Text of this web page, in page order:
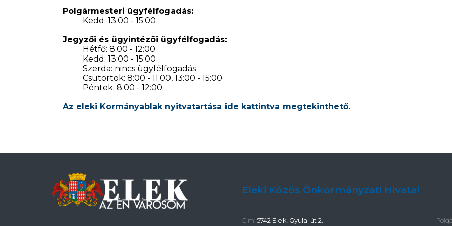
Polgármesteri ügyfélfogadás:
Kedd: 13:00 - 15:00
Jegyzői és ügyintézõi ügyfélfogadás:
Hétfő: 8:00 - 12:00
Kedd: 13:00 - 15:00
Szerda: nincs ügyfélfogadás
Csütörtök: 8:00 - 11:00, 13:00 - 15:00
Péntek: 8:00 - 12:00
Az eleki Kormányablak nyitvatartása ide kattintva megtekinthető.
Eleki Közös Önkormányzati Hivatal
Cím: 5742 Elek, Gyulai út 2.